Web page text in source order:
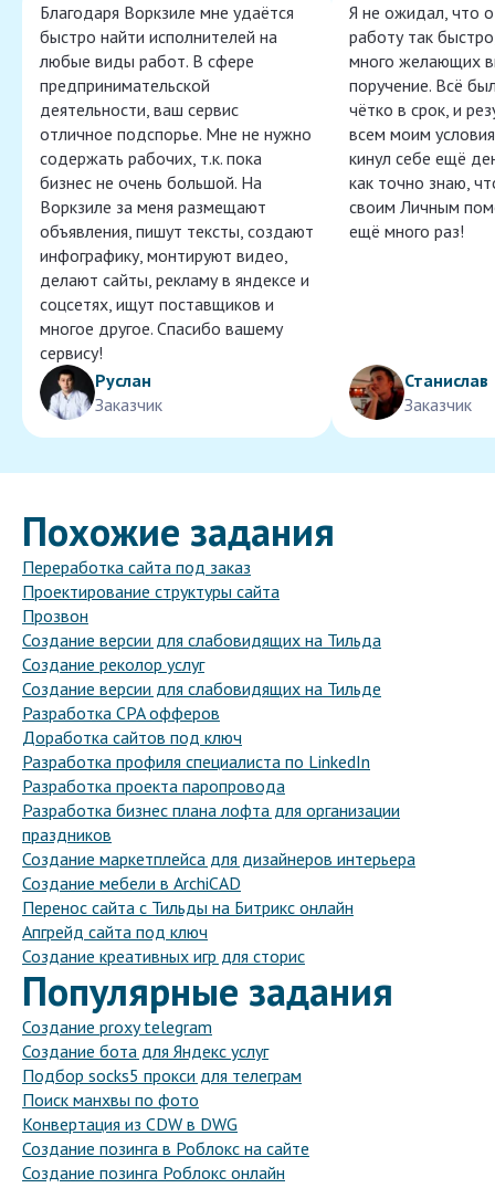
Благодаря Воркзиле мне удаётся
быстро найти исполнителей на
любые виды работ. В сфере
предпринимательской
деятельности, ваш сервис
отличное подспорье. Мне не нужно
содержать рабочих, т.к. пока
бизнес не очень большой. На
Воркзиле за меня размещают
объявления, пишут тексты, создают
инфографику, монтируют видео,
делают сайты, рекламу в яндексе и
соцсетях, ищут поставщиков и
многое другое. Спасибо вашему
сервису!
Руслан
Заказчик
Я не ожидал, что
работу так
много желающих
поручение. Всё
чётко в срок, и
всем моим
кинул себе ещё
как точно знаю,
своим Личным
ещё много раз!
Станислав
Заказчик
Похожие задания
Переработка сайта под заказ
Проектирование структуры сайта
Прозвон
Создание версии для слабовидящих на Тильда
Создание реколор услуг
Создание версии для слабовидящих на Тильде
Разработка CPA офферов
Доработка сайтов под ключ
Разработка профиля специалиста по LinkedIn
Разработка проекта паропровода
Разработка бизнес плана лофта для организации
праздников
Создание маркетплейса для дизайнеров интерьера
Создание мебели в ArchiCAD
Перенос сайта с Тильды на Битрикс онлайн
Апгрейд сайта под ключ
Создание креативных игр для сторис
Популярные задания
Создание proxy telegram
Создание бота для Яндекс услуг
Подбор socks5 прокси для телеграм
Поиск манхвы по фото
Конвертация из CDW в DWG
Создание позинга в Роблокс на сайте
Создание позинга Роблокс онлайн